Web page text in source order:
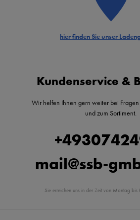
hier finden Sie unser
Kundenservice &
Wir helfen Ihnen gern weiter bei
und zum Sortiment.
mail@ssb-
Sie erreichen uns in der Zeit von Montag bis